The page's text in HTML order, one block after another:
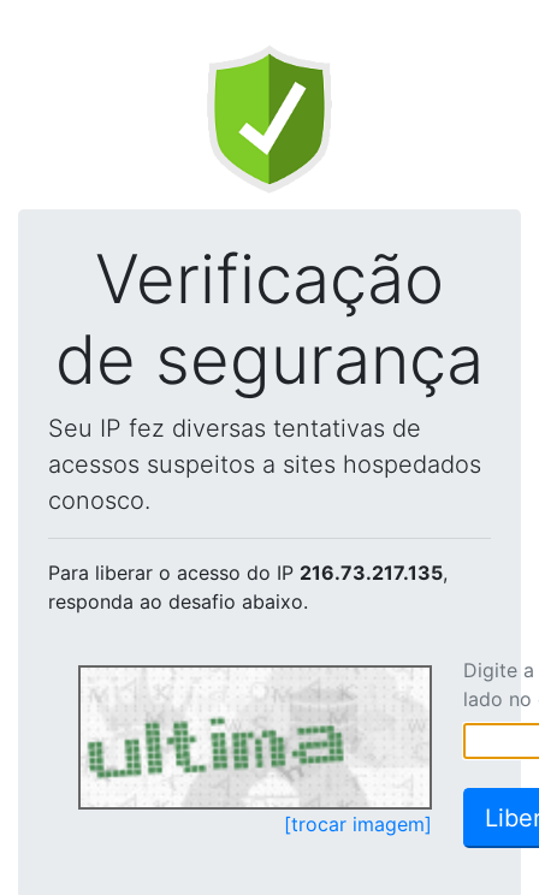
Verificação
de segurança
Seu IP fez diversas tentativas de
acessos suspeitos a sites hospedados
conosco.
Para liberar o acesso do IP 216.73.217.135,
responda ao desafio abaixo.
[trocar imagem]
Digite
lado no